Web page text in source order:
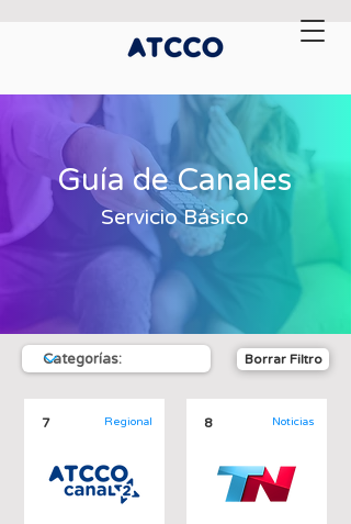
Guía de Canales
Servicio Básico
7 Regional 8 Noticias
Borrar Filtro